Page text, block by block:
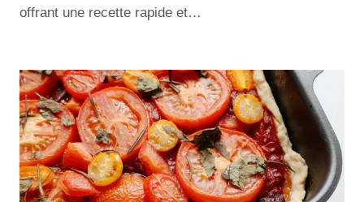
offrant une recette rapide et…